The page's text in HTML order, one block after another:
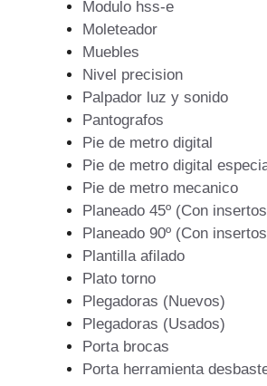
Modulo hss-e
Moleteador
Muebles
Nivel precision
Palpador luz y sonido
Pantografos
Pie de metro digital
Pie de metro digital
Pie de metro mecanico
Planeado 45º (Con
Planeado 90º (Con
Plantilla afilado
Plato torno
Plegadoras (Nuevos)
Plegadoras (Usados)
Porta brocas
Porta herramienta